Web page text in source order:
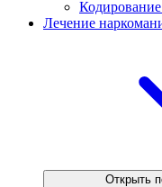
Кодирование
Лечение
Открыть